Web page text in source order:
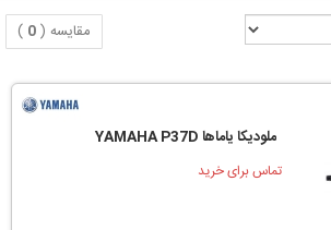
مقایسه (0
)
ملودیکا یاماها YAMAHA P37D
تماس برای خرید